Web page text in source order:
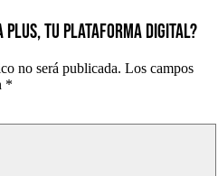
TU PLATAFORMA DIGITAL?
no será publicada. Los campos
*